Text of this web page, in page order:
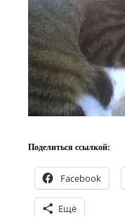
Поделиться ссылкой:
Facebook
Ещё